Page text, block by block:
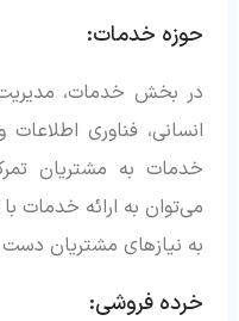
حوزه خدمات:
در بخش خدمات، مدیریت
انسانی، فناوری اطلاعات
خدمات به مشتریان
می‌توان به ارائه خدمات
به نیازهای مشتریان
خرده فروشی: